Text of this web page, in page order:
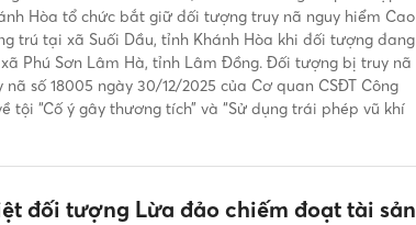
Hòa tổ chức bắt giữ đối tượng truy nã nguy hiểm Cao
trú tại xã Suối Dầu, tỉnh Khánh Hòa khi đối tượng đang
Phú Sơn Lâm Hà, tỉnh Lâm Đồng. Đối tượng bị truy nã
số 18005 ngày 30/12/2025 của Cơ quan CSĐT Công
tội “Cố ý gây thương tích” và “Sử dụng trái phép vũ khí
đối tượng Lừa đảo chiếm đoạt tài sản